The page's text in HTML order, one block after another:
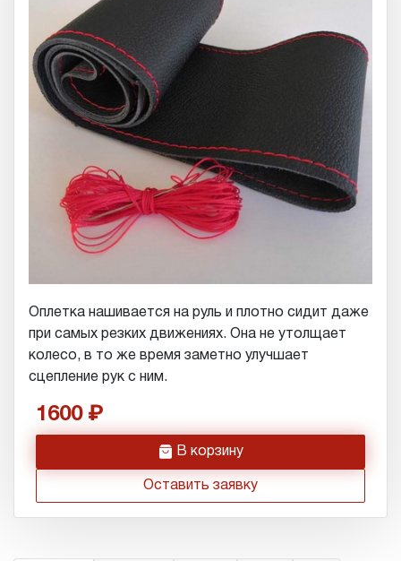
Оплетка нашивается на руль и плотно сидит даже
при самых резких движениях. Она не утолщает
колесо, в то же время заметно улучшает
сцепление рук с ним.
1600
h В корзину
Оставить заявку